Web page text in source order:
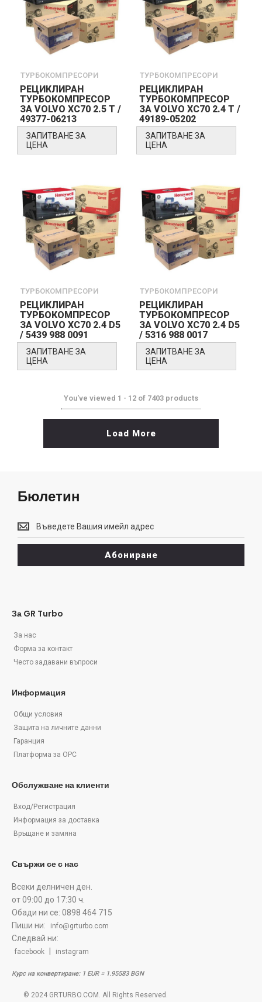
ТУРБОКОМПРЕСОРИ
РЕЦИКЛИРАН
ТУРБОКОМПРЕСОР
ЗА VOLVO XC70 2.5 T /
49377-06213
ЗАПИТВАНЕ ЗА
ЦЕНА
ТУРБОКОМПРЕСОРИ
РЕЦИКЛИРАН
ТУРБОКОМПРЕСОР
ЗА VOLVO XC70 2.4 T /
49189-05202
ЗАПИТВАНЕ ЗА
ЦЕНА
ТУРБОКОМПРЕСОРИ
РЕЦИКЛИРАН
ТУРБОКОМПРЕСОР
ЗА VOLVO XC70 2.4 D5
/ 5439 988 0091
ЗАПИТВАНЕ ЗА
ЦЕНА
ТУРБОКОМПРЕСОРИ
РЕЦИКЛИРАН
ТУРБОКОМПРЕСОР
ЗА VOLVO XC70 2.4 D5
/ 5316 988 0017
ЗАПИТВАНЕ ЗА
ЦЕНА
You've viewed 1 - 12 of 7403 products
Load More
Бюлетин
Бюлетин
Абониране
За GR Turbo
За нас
Форма за контакт
Често задавани въпроси
Информация
Общи условия
Защита на личните данни
Гаранция
Платформа за ОРС
Обслужване на клиенти
Вход/Регистрация
Информация за доставка
Връщане и замяна
Свържи се с нас
Всеки делничен ден.
от 09:00 до 17:30 ч.
Обади ни се: 0898 464 715
Пиши ни:
info@grturbo.com
Следвай ни:
facebook instagram
Курс на конвертиране: 1 EUR = 1.95583 BGN
© 2024 GRTURBO.COM. All Rights Reserved.